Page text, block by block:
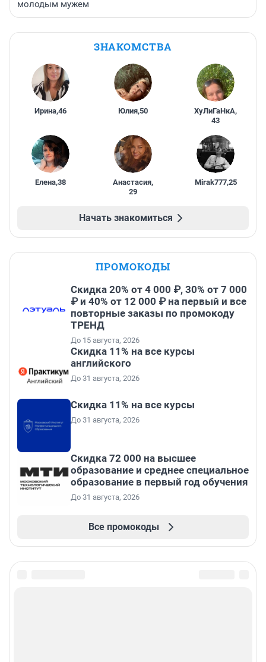
молодым мужем
ЗНАКОМСТВА
Ирина,46 Юлия,50 ХуЛиГаНкА,
43
Елена,38 Анастасия,
29
Mirak777,25
Начать знакомиться
ПРОМОКОДЫ
Скидка 20% от 4 000 ₽, 30% от 7 000
₽ и 40% от 12 000 ₽ на первый и все
повторные заказы по промокоду
ТРЕНД
До 15 августа, 2026
Скидка 11% на все курсы
английского
До 31 августа, 2026
Скидка 11% на все курсы
До 31 августа, 2026
Скидка 72 000 на высшее
образование и среднее специальное
образование в первый год обучения
До 31 августа, 2026
Все промокоды